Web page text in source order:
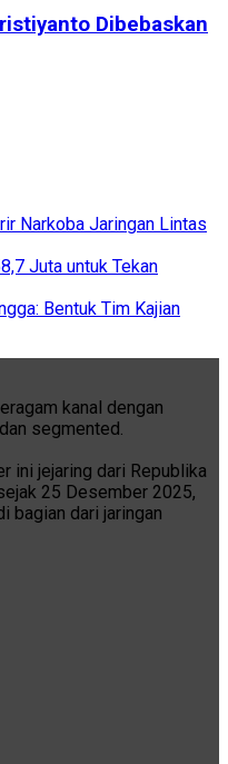
Dibebaskan
Narkoba Jaringan Lintas
Juta untuk Tekan
Bentuk Tim Kajian
kanal dengan
segmented.
ini jejaring dari Republika
25 Desember 2025,
bagian dari jaringan